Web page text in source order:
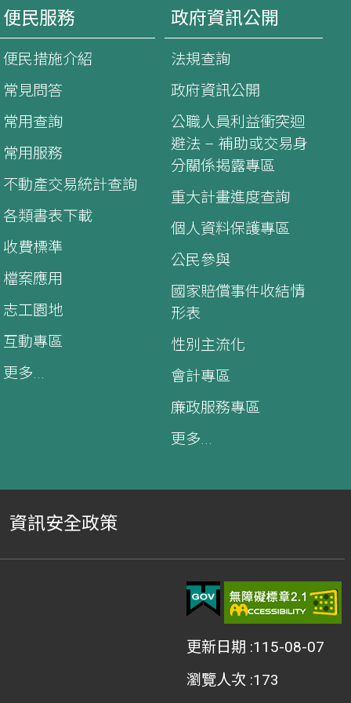
便民服務
便民措施介紹
常見問答
常用查詢
常用服務
不動產交易統計查詢
各類書表下載
收費標準
檔案應用
志工園地
互動專區
更多...
政府資訊公開
法規查詢
政府資訊公開
公職人員利益衝突迴
避法 – 補助或交易身
分關係揭露專區
重大計畫進度查詢
個人資料保護專區
公民參與
國家賠償事件收結情
形表
性別主流化
會計專區
廉政服務專區
更多...
資訊安全政策
更新日期 115-08-07
瀏覽人次 173